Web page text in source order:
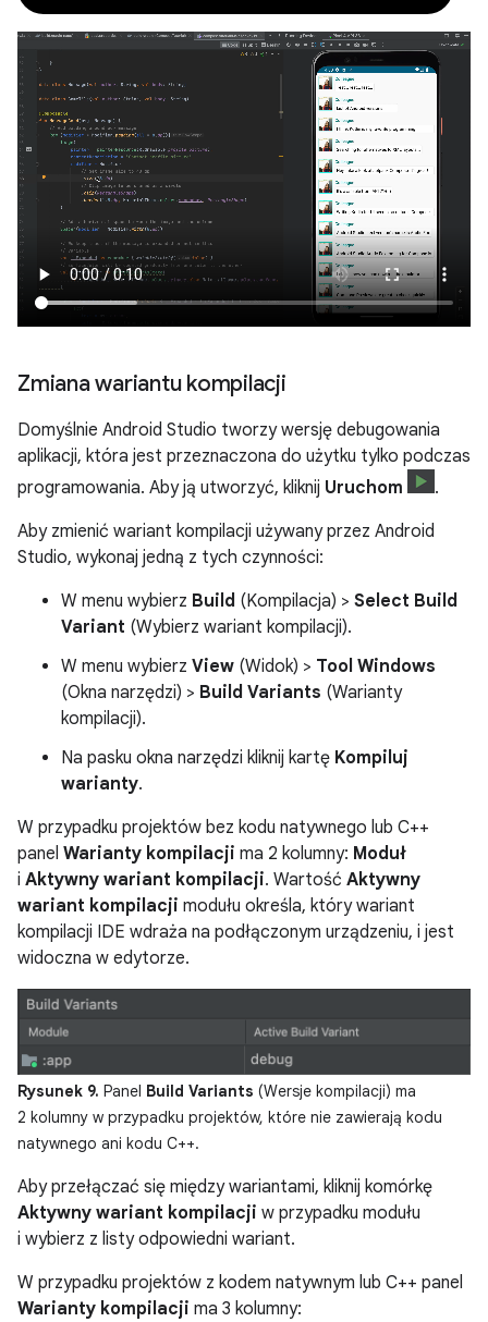
Zmiana wariantu kompilacji
Domyślnie Android Studio tworzy wersję debugowania
aplikacji, która jest przeznaczona do użytku tylko podczas
programowania. Aby ją utworzyć, kliknij Uruchom
.
Aby zmienić wariant kompilacji używany przez Android
Studio, wykonaj jedną z tych czynności:
W menu wybierz Build (Kompilacja) > Select Build
Variant (Wybierz wariant kompilacji).
W menu wybierz View (Widok) > Tool Windows
(Okna narzędzi) > Build Variants (Warianty
kompilacji).
Na pasku okna narzędzi kliknij kartę Kompiluj
warianty.
W przypadku projektów bez kodu natywnego lub C++
panel Warianty kompilacji ma 2 kolumny: Moduł
i Aktywny wariant kompilacji. Wartość Aktywny
wariant kompilacji modułu określa, który wariant
kompilacji IDE wdraża na podłączonym urządzeniu, i jest
widoczna w edytorze.
Rysunek 9. Panel Build Variants (Wersje kompilacji) ma
2 kolumny w przypadku projektów, które nie zawierają kodu
natywnego ani kodu C++.
Aby przełączać się między wariantami, kliknij komórkę
Aktywny wariant kompilacji w przypadku modułu
i wybierz z listy odpowiedni wariant.
W przypadku projektów z kodem natywnym lub C++ panel
Warianty kompilacji ma 3 kolumny: